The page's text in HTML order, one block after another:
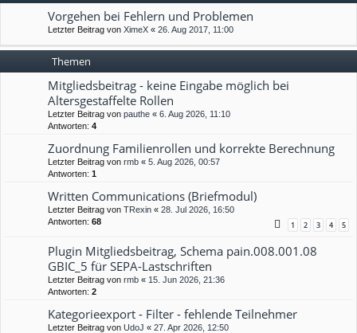
Vorgehen bei Fehlern und Problemen
Letzter Beitrag von XimeX « 26. Aug 2017, 11:00
Themen
Mitgliedsbeitrag - keine Eingabe möglich bei
Altersgestaffelte Rollen
Letzter Beitrag von pauthe « 6. Aug 2026, 11:10
Antworten: 4
Zuordnung Familienrollen und korrekte Berechnung
Letzter Beitrag von rmb « 5. Aug 2026, 00:57
Antworten: 1
Written Communications (Briefmodul)
Letzter Beitrag von TRexin « 28. Jul 2026, 16:50
Antworten: 68 1 2 3 4 5
Plugin Mitgliedsbeitrag, Schema pain.008.001.08
GBIC_5 für SEPA-Lastschriften
Letzter Beitrag von rmb « 15. Jun 2026, 21:36
Antworten: 2
Kategorieexport - Filter - fehlende Teilnehmer
Letzter Beitrag von UdoJ « 27. Apr 2026, 12:50